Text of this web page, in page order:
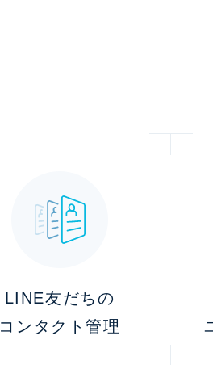
LINE友だちの
コンタクト管理